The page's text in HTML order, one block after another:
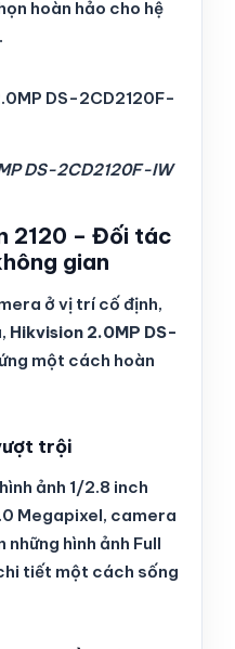
hoàn hảo cho hệ
DS-2CD2120F-IW
2120 – Đối tác
gian
ở vị trí cố định,
Hikvision 2.0MP DS-
một cách hoàn
trội
ảnh 1/2.8 inch
Megapixel, camera
những hình ảnh Full
tiết một cách sống